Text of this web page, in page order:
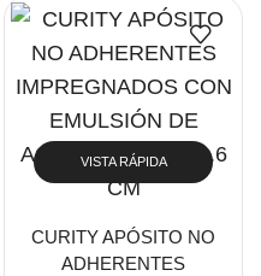
VISTA RÁPIDA
CURITY APÓSITO NO
ADHERENTES